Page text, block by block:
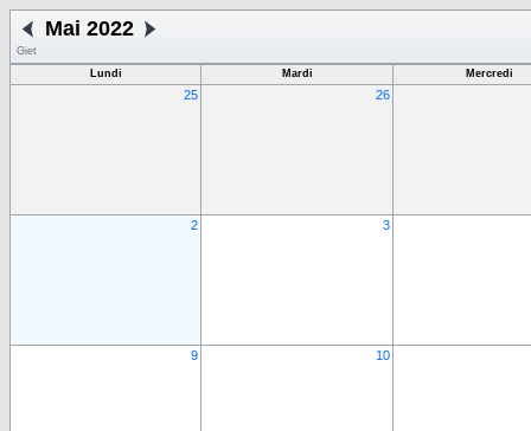
Mai 2022
Giet
Lundi
Mardi Mercredi
25 26
2 3
9 10